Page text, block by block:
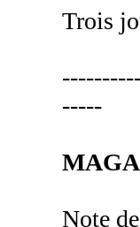
Trois
-----
Note